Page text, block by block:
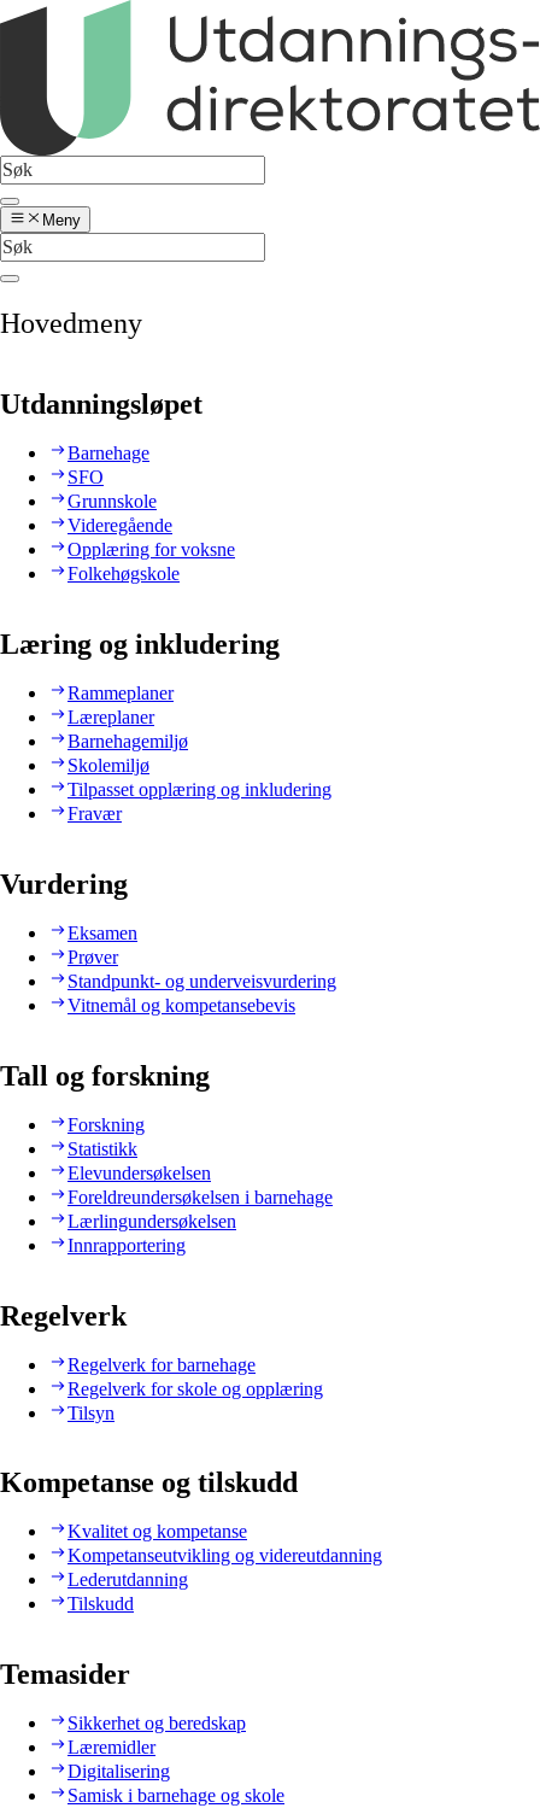
Meny
Hovedmeny
Utdanningsløpet
Barnehage
SFO
Grunnskole
Videregående
Opplæring for voksne
Folkehøgskole
Læring og inkludering
Rammeplaner
Læreplaner
Barnehagemiljø
Skolemiljø
Tilpasset opplæring og inkludering
Fravær
Vurdering
Eksamen
Prøver
Standpunkt- og underveisvurdering
Vitnemål og kompetansebevis
Tall og forskning
Forskning
Statistikk
Elevundersøkelsen
Foreldreundersøkelsen i barnehage
Lærlingundersøkelsen
Innrapportering
Regelverk
Regelverk for barnehage
Regelverk for skole og opplæring
Tilsyn
Kompetanse og tilskudd
Kvalitet og kompetanse
Kompetanseutvikling og videreutdanning
Lederutdanning
Tilskudd
Temasider
Sikkerhet og beredskap
Læremidler
Digitalisering
Samisk i barnehage og skole